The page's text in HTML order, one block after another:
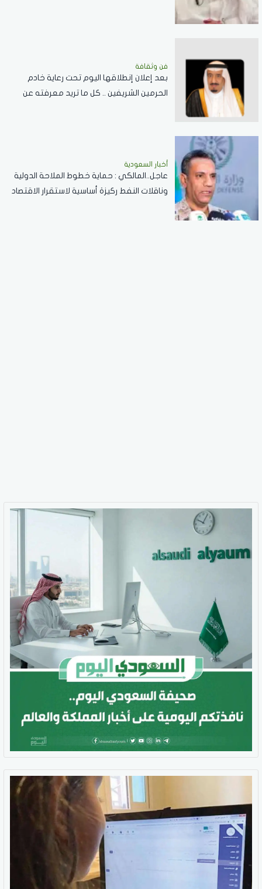
فن وثقافة
بعد إعلان إنطلاقها اليوم تحت رعاية خادم
الحرمين الشريفين .. كل ما تريد معرفته عن
أخبار السعودية
عاجل..المالكي : حماية خطوط الملاحة الدولية
وناقلات النفط ركيزة أساسية لاستقرار الاقتصاد